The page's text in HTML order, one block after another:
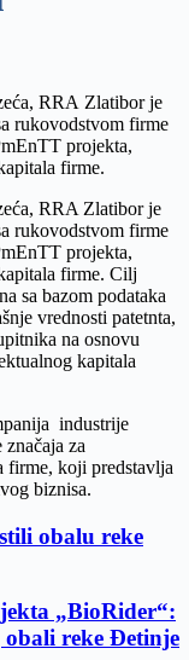
RRA Zlatibor je
rukovodstvom firme
projekta,
firme.
RRA Zlatibor je
rukovodstvom firme
projekta,
firme. Cilј
sa bazom podataka
vrednosti patetnta,
na osnovu
kapitala
industrije
za
firme, koji predstavlјa
biznisa.
obalu reke
„BioRider“:
reke Đetinje